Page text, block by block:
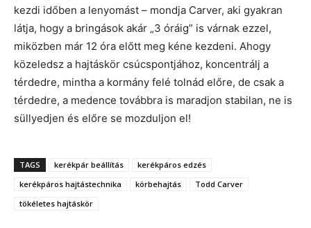
kezdi időben a lenyomást – mondja Carver, aki gyakran
látja, hogy a bringások akár „3 óráig” is várnak ezzel,
miközben már 12 óra előtt meg kéne kezdeni. Ahogy
közeledsz a hajtáskör csúcspontjához, koncentrálj a
térdedre, mintha a kormány felé tolnád előre, de csak a
térdedre, a medence továbbra is maradjon stabilan, ne is
süllyedjen és előre se mozduljon el!
TAGS kerékpár beállítás
kerékpáros edzés
kerékpáros hajtástechnika
körbehajtás
Todd Carver
tökéletes hajtáskör